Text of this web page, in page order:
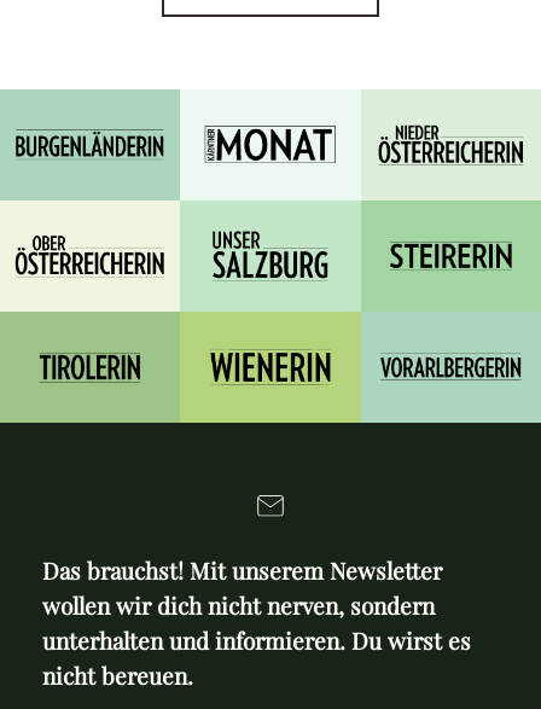
Das brauchst! Mit unserem Newsletter
wollen wir dich nicht nerven, sondern
unterhalten und informieren. Du wirst es
nicht bereuen.